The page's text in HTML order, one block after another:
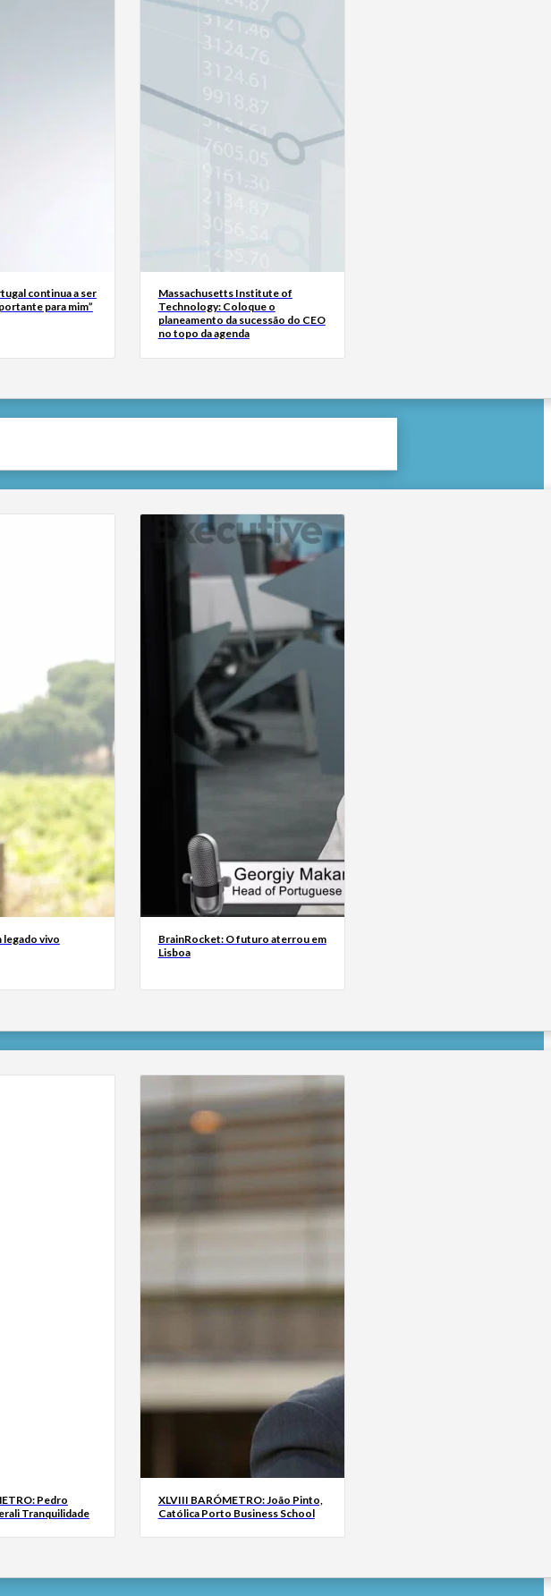
continua a ser
para mim”
Massachusetts Institute of
Technology: Coloque o
planeamento da sucessão do CEO
no topo da agenda
legado vivo
BrainRocket: O futuro aterrou em
Lisboa
Pedro
Tranquilidade
XLVIII BARÓMETRO: João Pinto,
Católica Porto Business School